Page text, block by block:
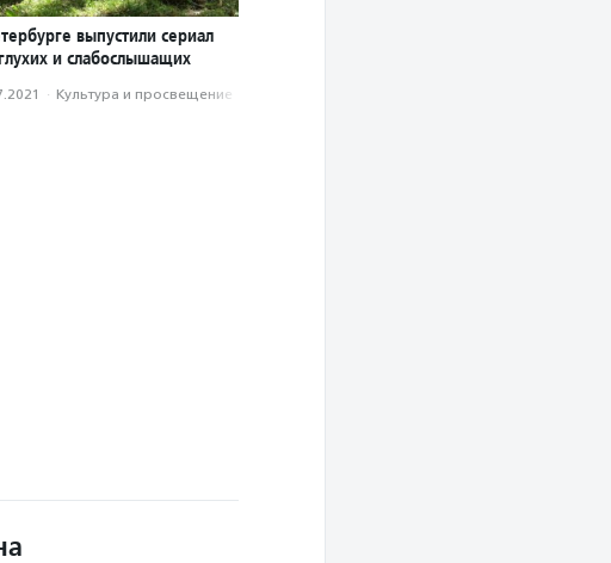
выпустили сериал
и слабослышащих
· Культура и просвещение